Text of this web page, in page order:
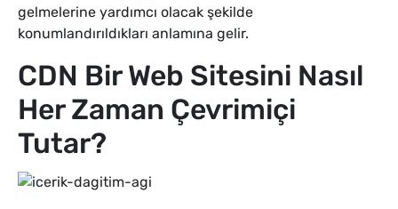
gelmelerine yardımcı olacak şekilde
konumlandırıldıkları anlamına gelir.
CDN Bir Web Sitesini Nasıl
Her Zaman Çevrimiçi
Tutar?